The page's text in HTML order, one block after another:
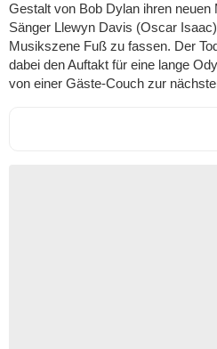
Gestalt von Bob Dylan ihren
Sänger Llewyn Davis (Oscar
Musikszene Fuß zu fassen. Der
dabei den Auftakt für eine lange
von einer Gäste-Couch zur